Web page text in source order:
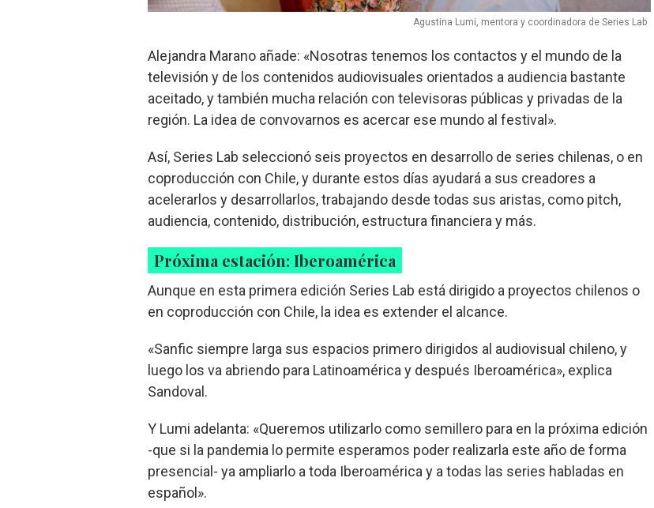
Agustina Lumi, mentora y coordinadora de Series Lab
Alejandra Marano añade: «Nosotras tenemos los contactos y el mundo de la
televisión y de los contenidos audiovisuales orientados a audiencia bastante
aceitado, y también mucha relación con televisoras públicas y privadas de la
región. La idea de convovarnos es acercar ese mundo al festival».
Así, Series Lab seleccionó seis proyectos en desarrollo de series chilenas, o en
coproducción con Chile, y durante estos días ayudará a sus creadores a
acelerarlos y desarrollarlos, trabajando desde todas sus aristas, como pitch,
audiencia, contenido, distribución, estructura financiera y más.
Próxima estación: Iberoamérica
Aunque en esta primera edición Series Lab está dirigido a proyectos chilenos o
en coproducción con Chile, la idea es extender el alcance.
«Sanfic siempre larga sus espacios primero dirigidos al audiovisual chileno, y
luego los va abriendo para Latinoamérica y después Iberoamérica», explica
Sandoval.
Y Lumi adelanta: «Queremos utilizarlo como semillero para en la próxima edición
-que si la pandemia lo permite esperamos poder realizarla este año de forma
presencial- ya ampliarlo a toda Iberoamérica y a todas las series habladas en
español».